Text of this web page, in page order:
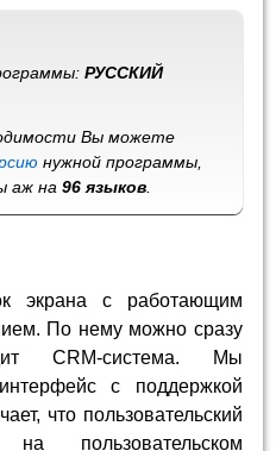
РУССКИЙ
Вы можете
нужной программы,
аж на96 языков
экрана с работающим
По нему можно сразу
CRM-система. Мы
с поддержкой
что пользовательский
пользовательском